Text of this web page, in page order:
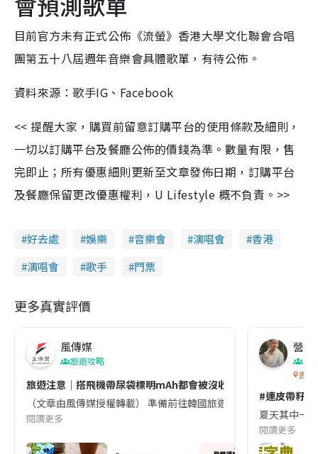
目前官方未有正式公佈《流螢》⾹港⼤學⽂化聯會合唱
團第五⼗八屆週年⾳樂會具體歌單，有待公佈。
資料來源：歌手IG、Facebook
<< 提醒大家，購買前留意訂購平台的使用條款及細則，
一切以訂購平台及餐廳公佈的價錢為準。數量有限，售
完即止；所有優惠細則更新至文章發佈日期，訂購平台
及餐廳保留更改優惠權利，U Lifestyle 概不負責。>>
好去處 娛樂 音樂會 演唱會
香港
演唱會
歌手 門票
更多真實評價
風傳媒
旅遊攻略
旅遊注意｜搭飛機帶尿袋標明mAh都會被沒收😱出發前切記檢查
（文章由風傳媒授權轉載） 準備前往韓國旅遊的民眾，近期要
閱讀更多
營養
香港
#連皮帶籽
夏天其中一
閱讀更多